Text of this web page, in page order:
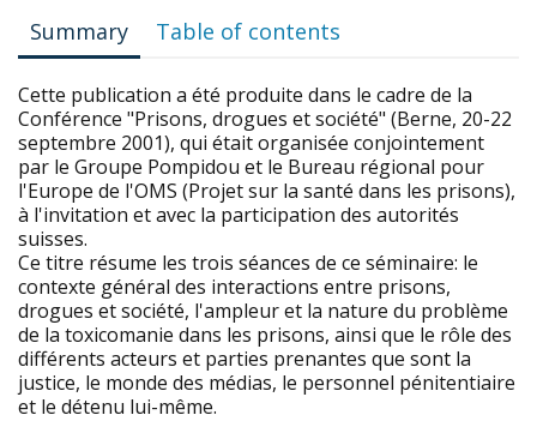
Summary Table of contents
Cette publication a été produite dans le cadre de la
Conférence "Prisons, drogues et société" (Berne, 20-22
septembre 2001), qui était organisée conjointement
par le Groupe Pompidou et le Bureau régional pour
l'Europe de l'OMS (Projet sur la santé dans les prisons),
à l'invitation et avec la participation des autorités
suisses.
Ce titre résume les trois séances de ce séminaire: le
contexte général des interactions entre prisons,
drogues et société, l'ampleur et la nature du problème
de la toxicomanie dans les prisons, ainsi que le rôle des
différents acteurs et parties prenantes que sont la
justice, le monde des médias, le personnel pénitentiaire
et le détenu lui-même.